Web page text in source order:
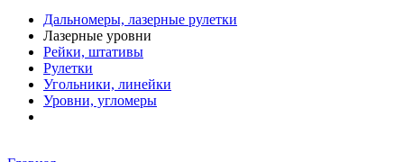
Дальномеры, лазерные рулетки
Лазерные уровни
Рейки, штативы
Рулетки
Угольники, линейки
Уровни, угломеры